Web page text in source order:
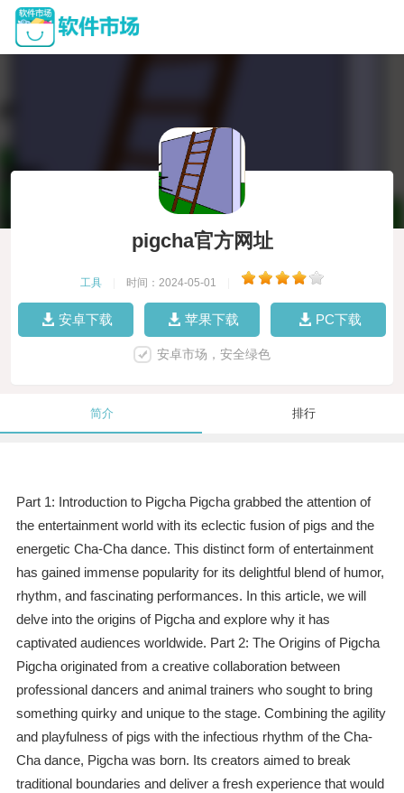
pigcha官方网址
工具 时间：2024-05-01
安卓下载 苹果下载 PC下载
安卓市场，安全绿色
简介 排行
Part 1: Introduction to Pigcha Pigcha grabbed the attention of
the entertainment world with its eclectic fusion of pigs and the
energetic Cha-Cha dance. This distinct form of entertainment
has gained immense popularity for its delightful blend of humor,
rhythm, and fascinating performances. In this article, we will
delve into the origins of Pigcha and explore why it has
captivated audiences worldwide. Part 2: The Origins of Pigcha
Pigcha originated from a creative collaboration between
professional dancers and animal trainers who sought to bring
something quirky and unique to the stage. Combining the agility
and playfulness of pigs with the infectious rhythm of the Cha-
Cha dance, Pigcha was born. Its creators aimed to break
traditional boundaries and deliver a fresh experience that would